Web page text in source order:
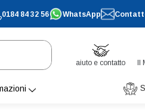
0184 84 32 56 WhatsApp
aiuto e contatto